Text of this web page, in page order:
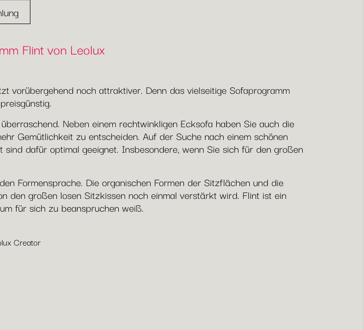
Flint von Leolux
vorübergehend noch attraktiver. Denn das vielseitige Sofaprogramm
Neben einem rechtwinkligen Ecksofa haben Sie auch die
Gemütlichkeit zu entscheiden. Auf der Suche nach einem schönen
dafür optimal geeignet. Insbesondere, wenn Sie sich für den großen
Formensprache. Die organischen Formen der Sitzflächen und die
den großen losen Sitzkissen noch einmal verstärkt wird. Flint ist ein
für sich zu beanspruchen weiß.
Creator